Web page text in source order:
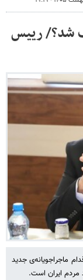
شد؟/ رییس
ماجراجویانه‌ی جدید
ایران است.